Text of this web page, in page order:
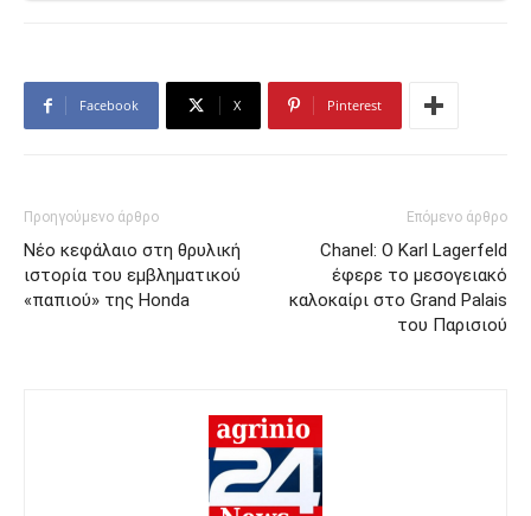
Facebook X Pinterest
Προηγούμενο άρθρο
Νέο κεφάλαιο στη θρυλική
ιστορία του εμβληματικού
«παπιού» της Honda
Επόμενο άρθρο
Chanel: O Karl Lagerfeld
έφερε το μεσογειακό
καλοκαίρι στο Grand Palais
του Παρισιού